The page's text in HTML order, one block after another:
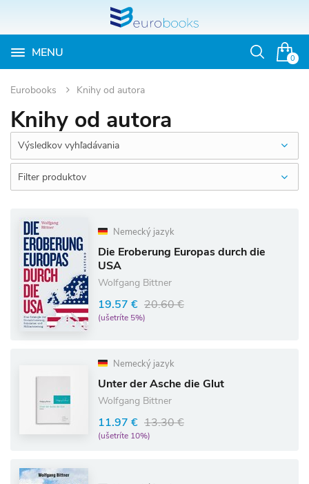
0
MENU
Otvoriť
Eurobooks Knihy od autora
Knihy od autora
Výsledkov vyhľadávania
Filter produktov
Nemecký jazyk
Die Eroberung Europas durch die
USA
Wolfgang Bittner
19.57 € 20.60 €
(ušetríte 5%)
Nemecký jazyk
Unter der Asche die Glut
Wolfgang Bittner
11.97 € 13.30 €
(ušetríte 10%)